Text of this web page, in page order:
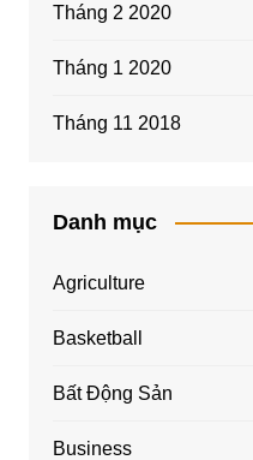
Tháng 2 2020
Tháng 1 2020
Tháng 11 2018
Danh mục
Agriculture
Basketball
Bất Động Sản
Business